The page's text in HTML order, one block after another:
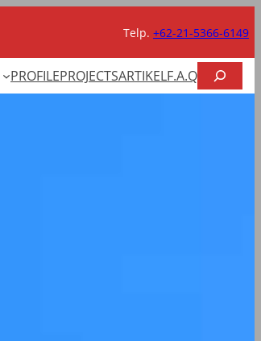
Telp. +62-21-5366-6149
PROFILEPROJECTSARTIKELF.A.QCARI